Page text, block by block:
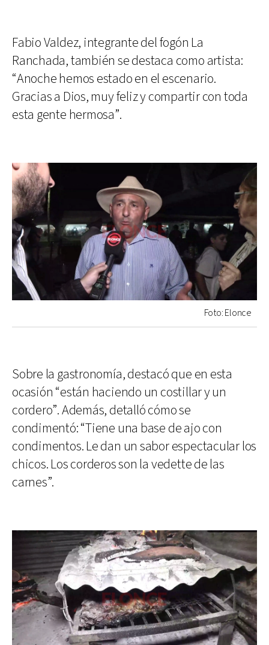
Fabio Valdez, integrante del fogón La
Ranchada, también se destaca como artista:
“Anoche hemos estado en el escenario.
Gracias a Dios, muy feliz y compartir con toda
esta gente hermosa”.
Foto: Elonce
Sobre la gastronomía, destacó que en esta
ocasión “están haciendo un costillar y un
cordero”. Además, detalló cómo se
condimentó: “Tiene una base de ajo con
condimentos. Le dan un sabor espectacular los
chicos. Los corderos son la vedette de las
carnes”.